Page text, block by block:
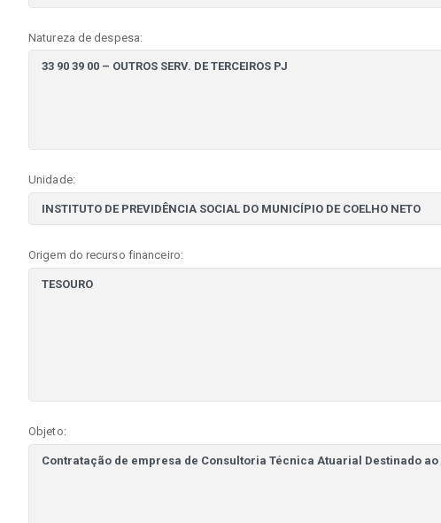
Natureza de despesa:
Unidade:
Origem do recurso financeiro:
Objeto: